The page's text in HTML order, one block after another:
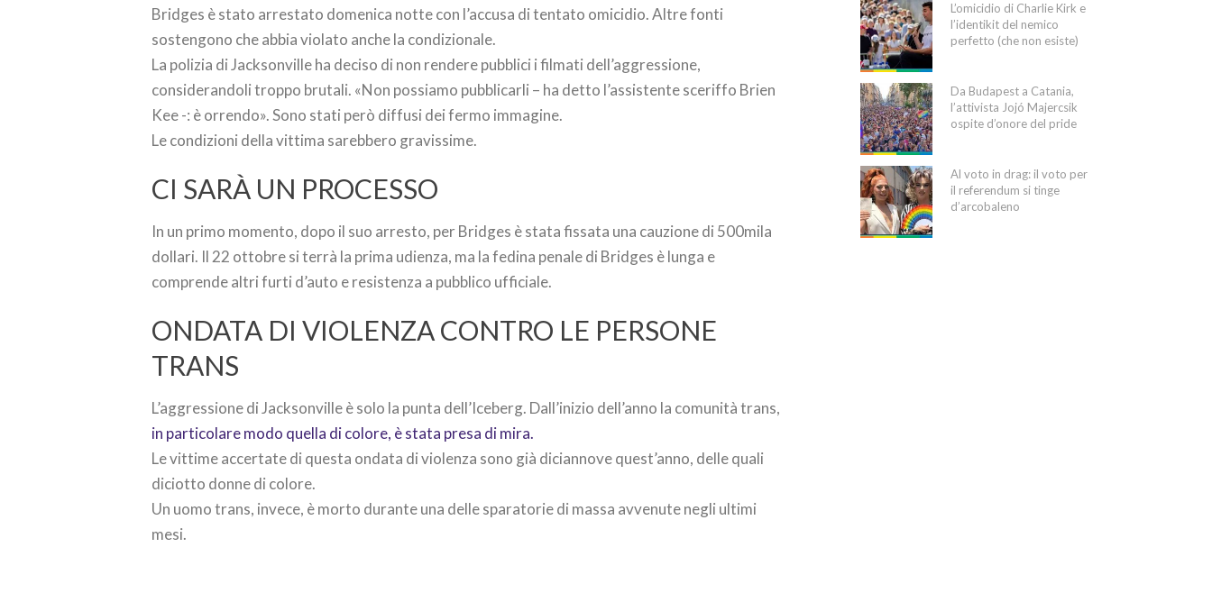
Bridges è stato arrestato domenica notte con l’accusa di tentato omicidio. Altre fonti
sostengono che abbia violato anche la condizionale.
La polizia di Jacksonville ha deciso di non rendere pubblici i filmati dell’aggressione,
considerandoli troppo brutali. «Non possiamo pubblicarli – ha detto l’assistente sceriffo Brien
Kee -: è orrendo». Sono stati però diffusi dei fermo immagine.
Le condizioni della vittima sarebbero gravissime.
CI SARÀ UN PROCESSO
In un primo momento, dopo il suo arresto, per Bridges è stata fissata una cauzione di 500mila
dollari. Il 22 ottobre si terrà la prima udienza, ma la fedina penale di Bridges è lunga e
comprende altri furti d’auto e resistenza a pubblico ufficiale.
ONDATA DI VIOLENZA CONTRO LE PERSONE
TRANS
L’aggressione di Jacksonville è solo la punta dell’Iceberg. Dall’inizio dell’anno la comunità trans,
in particolare modo quella di colore, è stata presa di mira.
Le vittime accertate di questa ondata di violenza sono già diciannove quest’anno, delle quali
diciotto donne di colore.
Un uomo trans, invece, è morto durante una delle sparatorie di massa avvenute negli ultimi
mesi.
L’omicidio di Charlie Kirk e
l’identikit del nemico
perfetto (che non esiste)
Da Budapest a Catania,
l’attivista Jojó Majercsik
ospite d’onore del pride
Al voto in drag: il voto per
il referendum si tinge
d’arcobaleno